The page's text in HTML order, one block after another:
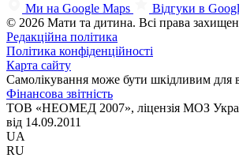
Ми на Google Maps
Відгуки в
© 2026 Мати та дитина. Всі права
Редакційна політика
Політика конфіденційності
Карта сайту
Самолікування може бути шкідливим для
Фінансова звітність
ТОВ «НЕОМЕД 2007», ліцензія МОЗ
від 14.09.2011
UA
RU